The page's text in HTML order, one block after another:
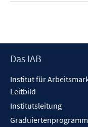
Footer
Das IAB
Institut für
Leitbild
Institutsleitung
Graduiertenprogramm